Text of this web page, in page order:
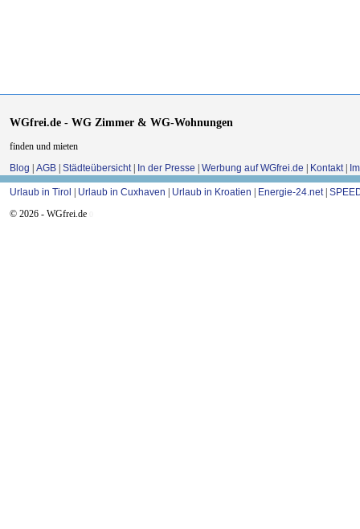
WGfrei.de - WG Zimmer & WG-Wohnungen
finden und mieten
Blog | AGB | Städteübersicht | In der Presse | Werbung auf WGfrei.de | Kontakt |
Urlaub in Tirol | Urlaub in Cuxhaven | Urlaub in Kroatien | Energie-24.net|
© 2026 - WGfrei.de